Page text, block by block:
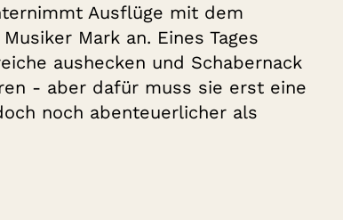
Ausflüge mit dem
Mark an. Eines Tages
aushecken und Schabernack
- aber dafür muss sie erst eine
noch abenteuerlicher als